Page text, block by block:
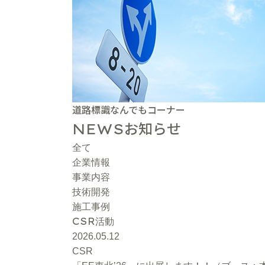
道路標識なんでもコーナー
NEWSお知らせ
全て
企業情報
事業内容
技術開発
施工事例
CSR活動
2026.05.12
CSR